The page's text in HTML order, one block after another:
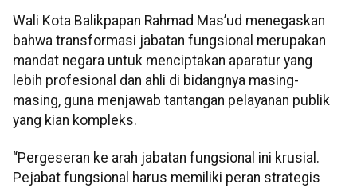
Wali Kota Balikpapan Rahmad Mas’ud menegaskan
bahwa transformasi jabatan fungsional merupakan
mandat negara untuk menciptakan aparatur yang
lebih profesional dan ahli di bidangnya masing-
masing, guna menjawab tantangan pelayanan publik
yang kian kompleks.
“Pergeseran ke arah jabatan fungsional ini krusial.
Pejabat fungsional harus memiliki peran strategis